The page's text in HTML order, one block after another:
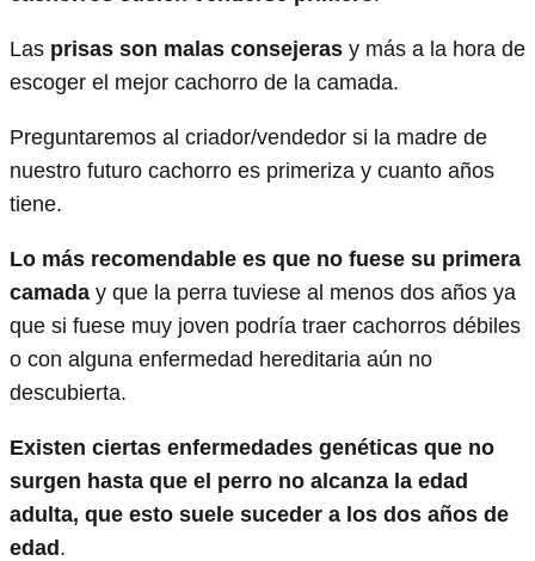
Las prisas son malas consejeras y más a la hora de
escoger el mejor cachorro de la camada.
Preguntaremos al criador/vendedor si la madre de
nuestro futuro cachorro es primeriza y cuanto años
tiene.
Lo más recomendable es que no fuese su primera
camada y que la perra tuviese al menos dos años ya
que si fuese muy joven podría traer cachorros débiles
o con alguna enfermedad hereditaria aún no
descubierta.
Existen ciertas enfermedades genéticas que no
surgen hasta que el perro no alcanza la edad
adulta, que esto suele suceder a los dos años de
edad.